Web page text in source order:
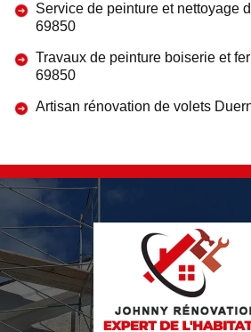
Service de peinture et nettoyage
69850
Travaux de peinture boiserie et
69850
Artisan rénovation de volets